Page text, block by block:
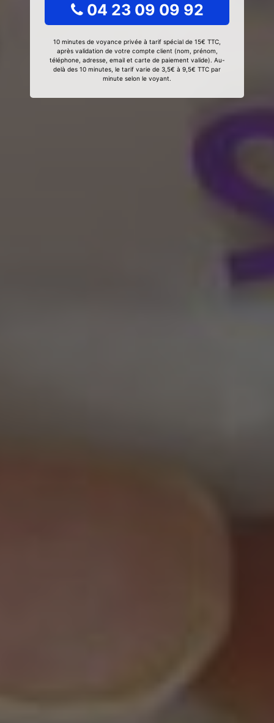
04 23 09 09 92
10 minutes de voyance privée à tarif spécial de 15€ TTC,
après validation de votre compte client (nom, prénom,
téléphone, adresse, email et carte de paiement valide). Au-
delà des 10 minutes, le tarif varie de 3,5€ à 9,5€ TTC par
minute selon le voyant.